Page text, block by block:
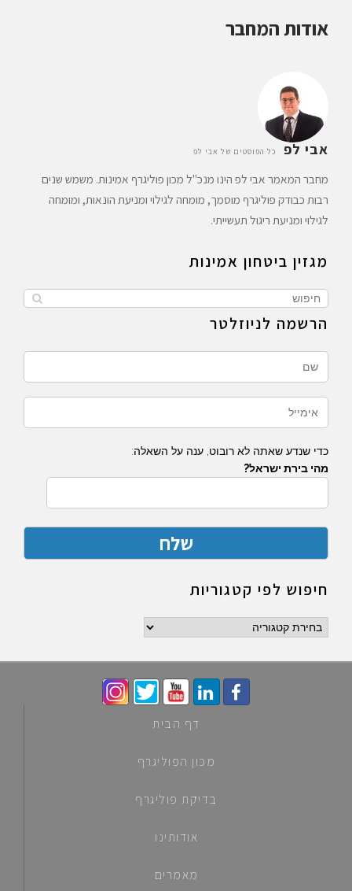
אודות המחבר
אבי לפ כל הפוסטים של אבי לפ
מחבר המאמר אבי לפ הינו מנכ"ל מכון פוליגרף אמינות. משמש שנים
רבות כבודק פוליגרף מוסמך, מומחה לגילוי ומניעת הונאות, ומומחה
לגילוי ומניעת ריגול תעשייתי.
מגזין ביטחון אמינות
הרשמה לניוזלטר
כדי שנדע שאתה לא רובוט, ענה על השאלה:
מהי בירת ישראל?
חיפוש לפי קטגוריות
חיפוש
קטגוריות
דף הבית
מכון הפוליגרף
בדיקת פוליגרף
אודותינו
מאמרים